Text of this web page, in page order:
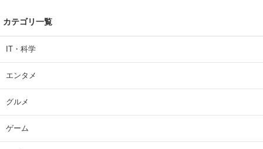
カテゴリ一覧
IT・科学
エンタメ
グルメ
ゲーム